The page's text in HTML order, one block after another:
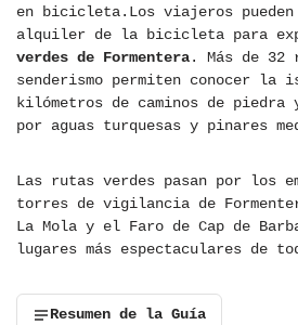
en bicicleta.Los viajeros pueden
alquiler de la bicicleta para
verdes de Formentera. Más de
senderismo permiten conocer la
kilómetros de caminos de piedra
por aguas turquesas y pinares
Las rutas verdes pasan por los
torres de vigilancia de
La Mola y el Faro de Cap de
lugares más espectaculares de
Resumen de la Guía